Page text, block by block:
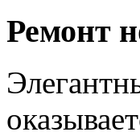
Ремонт